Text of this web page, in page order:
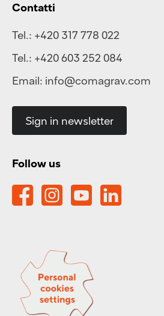
Contatti
Tel.: +420 317 778 022
Tel.: +420 603 252 084
Email: info@comagrav.com
Sign in newsletter
Follow us